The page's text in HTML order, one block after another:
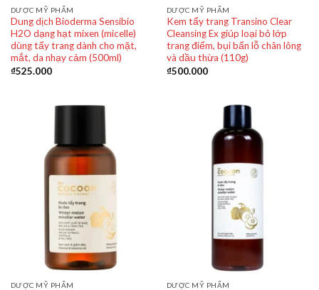
DƯỢC MỸ PHẨM
Dung dịch Bioderma Sensibio
H2O dạng hạt mixen (micelle)
dùng tẩy trang dành cho mặt,
mắt, da nhạy cảm (500ml)
₫525.000
DƯỢC MỸ PHẨM
Kem tẩy trang Transino Clear
Cleansing Ex giúp loại bỏ lớp
trang điểm, bụi bẩn lỗ chân lông
và dầu thừa (110g)
₫500.000
DƯỢC MỸ PHẨM DƯỢC MỸ PHẨM